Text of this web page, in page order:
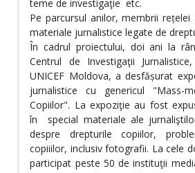
teme de investigaţie etc.
Pe parcursul anilor, membrii
materiale jurnalistice legate de
În cadrul proiectului, doi ani la
Centrul de Investigaţii
UNICEF Moldova, a desfășurat
jurnalistice cu genericul "Mass-
Copiilor". La expoziţie au fost
în special materiale ale
despre drepturile copiilor,
copiiilor, inclusiv fotografii. La cele
participat peste 50 de instituţii